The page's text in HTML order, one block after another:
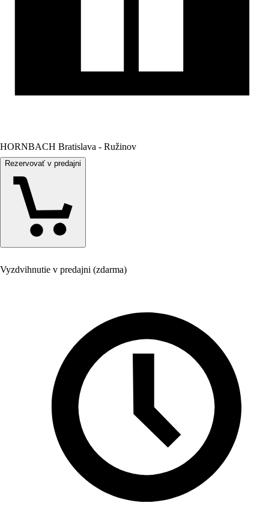
HORNBACH Bratislava - Ružinov
Rezervovať v predajni
Vyzdvihnutie v predajni (zdarma)